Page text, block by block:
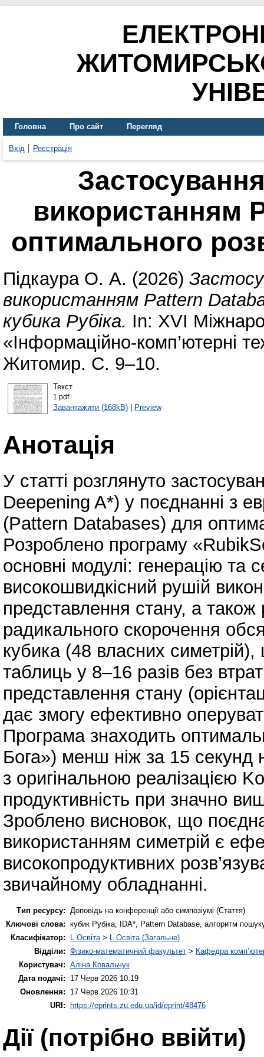
Головна Про сайт Перегляд
Вхід Реєстрація
використанням
оптимального
Підкаура О. А. (2026)
використанням Pattern
кубика Рубіка. In: XVI
«Інформаційно-комп’ютерні
Житомир. С. 9–10.
Текст
1.pdf
Завантажити (168kB)| Preview
Анотація
У статті розглянуто
Deepening A*) у поєднанні з
(Pattern Databases) для
Розроблено програму
основні модулі: генерацію та
високошвидкісний рушій
представлення стану, а також
радикального скорочення
кубика (48 власних
таблиць у 8–16 разів без
представлення стану
дає змогу ефективно
Програма знаходить
Бога») менш ніж за 15 секунд
з оригінальною реалізацією
продуктивність при значно
Зроблено висновок, що
використанням симетрій є
високопродуктивних
звичайному обладнанні.
Тип ресурсу:
Доповідь на конференції або симпозіумі (Стаття)
Ключові слова: кубик Рубіка, IDA*, Pattern Database, алгоритм
Класифікатор:
L Освіта > L Освіта (Загальне)
Відділи: Фізико-математичний факультет > Кафедра
Користувач: Аліна Ковальчук
Дата подачі:
17 Черв 2026 10:19
Оновлення:
17 Черв 2026 10:31
URI: https://eprints.zu.edu.ua/id/eprint/48476
Дії ​​(потрібно ввійти)